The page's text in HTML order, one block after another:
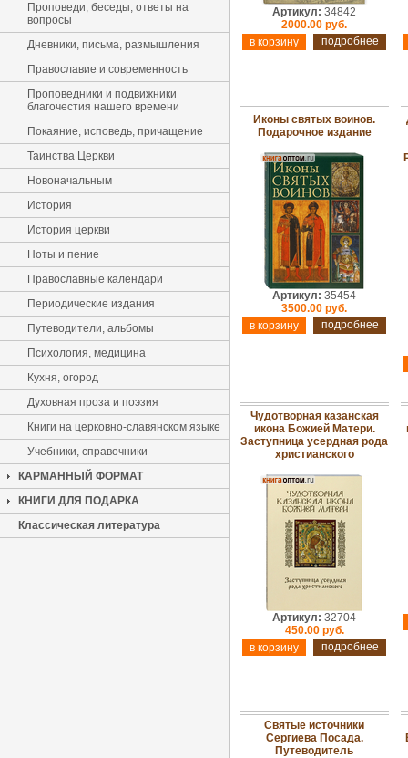
Проповеди, беседы, ответы на
вопросы
Дневники, письма, размышления
Православие и современность
Проповедники и подвижники
благочестия нашего времени
Покаяние, исповедь, причащение
Таинства Церкви
Новоначальным
История
История церкви
Ноты и пение
Православные календари
Периодические издания
Путеводители, альбомы
Психология, медицина
Кухня, огород
Духовная проза и поэзия
Книги на церковно-славянском языке
Учебники, справочники
КАРМАННЫЙ ФОРМАТ
КНИГИ ДЛЯ ПОДАРКА
Классическая литература
Артикул: 34842
2000.00 руб.
подробнее
Иконы святых воинов.
Подарочное издание
Артикул: 35454
3500.00 руб.
подробнее
Чудотворная казанская
икона Божией Матери.
Заступница усердная рода
христианского
Артикул: 32704
450.00 руб.
подробнее
Святые источники
Сергиева Посада.
Путеводитель